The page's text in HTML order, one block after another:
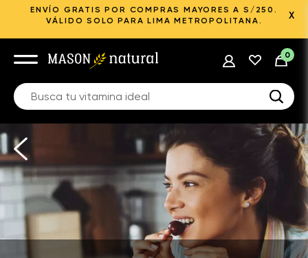
ENVÍO GRATIS POR COMPRAS MAYORES A S/250.
VÁLIDO SOLO PARA LIMA METROPOLITANA.
X
0